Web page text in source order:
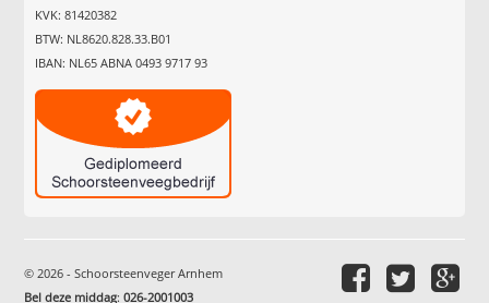
KVK: 81420382
BTW: NL8620.828.33.B01
IBAN: NL65 ABNA 0493 9717 93
© 2026 - Schoorsteenveger Arnhem
Bel deze middag:026-2001003